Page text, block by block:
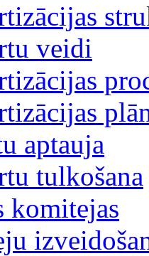
veidi
aptauja
tulkošana
komitejas